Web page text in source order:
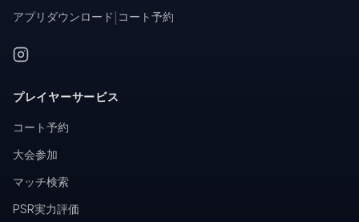
アプリダウンロード コート予約
プレイヤーサービス
コート予約
大会参加
マッチ検索
PSR実力評価